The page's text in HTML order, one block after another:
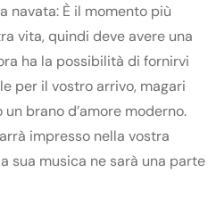
navata: È il momento più
vita, quindi deve avere una
ha la possibilità di fornirvi
per il vostro arrivo, magari
brano d’amore moderno.
impresso nella vostra
sua musica ne sarà una parte